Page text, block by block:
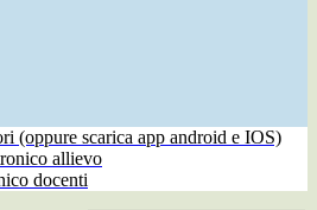
(oppure scarica app android e IOS)
allievo
docenti